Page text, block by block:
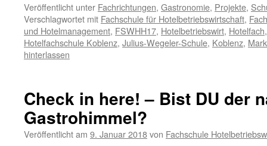
Veröffentlicht unter Fachrichtungen, Gastronomie, Projekte,
Verschlagwortet mit Fachschule für Hotelbetriebswirtschaft,
und Hotelmanagement, FSWHH17, Hotelbetriebswirt, Hotelfach
Hotelfachschule Koblenz, Julius-Wegeler-Schule, Koblenz,
hinterlassen
Check in here! – Bist DU der
Gastrohimmel?
Veröffentlicht am 9. Januar 2018von Fachschule